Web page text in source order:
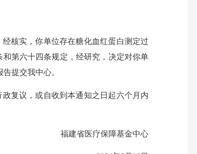
核实，你单位存在糖化血红蛋白测定过
第六十四条规定，经研究，决定对你单
提交我中心。
复议，或自收到本通知之日起六个月内
福建省医疗保障基金中心